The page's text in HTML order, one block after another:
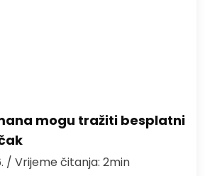
mogu tražiti besplatni
/ Vrijeme čitanja: 2min